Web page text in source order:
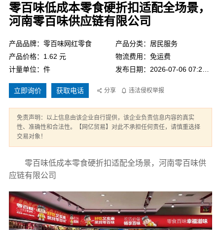
零百味低成本零食硬折扣适配全场景，
河南零百味供应链有限公司
产品品牌：零百味网红零食
产品分类：居民服务
产品价格：1.62 元
物流费用：免运费
计量单位：件
立即询价 获取电话 分享 违法侵权举报
免责声明：以上信息由该企业自行提供，该企业负责信息内容的真实
性、准确性和合法性。【网亿贸易】对此不承担任何责任，请慎重选择
交易对象！
零百味低成本零食硬折扣适配全场景，河南零百味供
应链有限公司